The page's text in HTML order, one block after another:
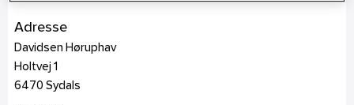
Adresse
Davidsen Høruphav
Holtvej 1
6470 Sydals